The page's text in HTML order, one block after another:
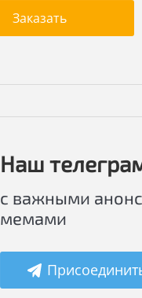
Заказать
Наш
с важными
мемами